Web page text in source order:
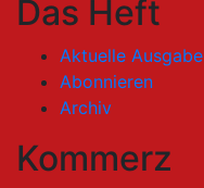
Das Heft
Aktuelle Ausgabe
Abonnieren
Archiv
Kommerz